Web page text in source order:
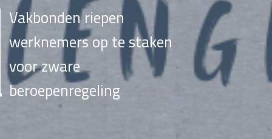
Vakbonden riepen
werknemers op te staken
voor zware
beroepenregeling